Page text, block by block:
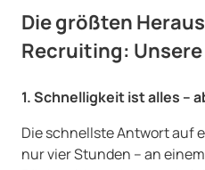
Die größten
Recruiting:
1. Schnelligkeit ist alles –
Die schnellste Antwort auf
nur vier Stunden – an